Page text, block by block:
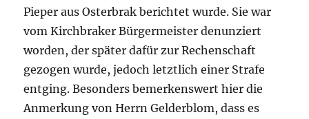
Pieper aus Osterbrak berichtet wurde. Sie war
vom Kirchbraker Bürgermeister denunziert
worden, der später dafür zur Rechenschaft
gezogen wurde, jedoch letztlich einer Strafe
entging. Besonders bemerkenswert hier die
Anmerkung von Herrn Gelderblom, dass es